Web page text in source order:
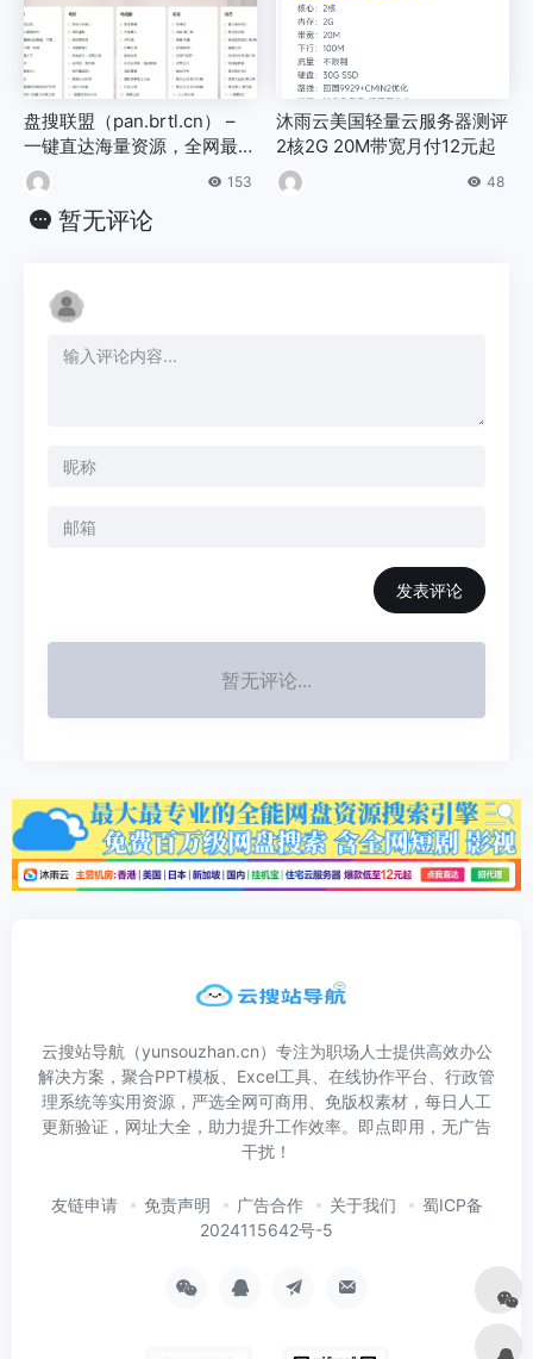
盘搜联盟（pan.brtl.cn） –
一键直达海量资源，全网最强
百度网盘搜索神器！
153
沐雨云美国轻量云服务器测评
2核2G 20M带宽月付12元起
48
暂无评论
发表评论
暂无评论...
云搜站导航（yunsouzhan.cn）专注为职场人士提供高效办公
解决方案，聚合PPT模板、Excel工具、在线协作平台、行政管
理系统等实用资源，严选全网可商用、免版权素材，每日人工
更新验证，网址大全，助力提升工作效率。即点即用，无广告
干扰！
友链申请 免责声明 广告合作 关于我们
蜀ICP备
2024115642号-5